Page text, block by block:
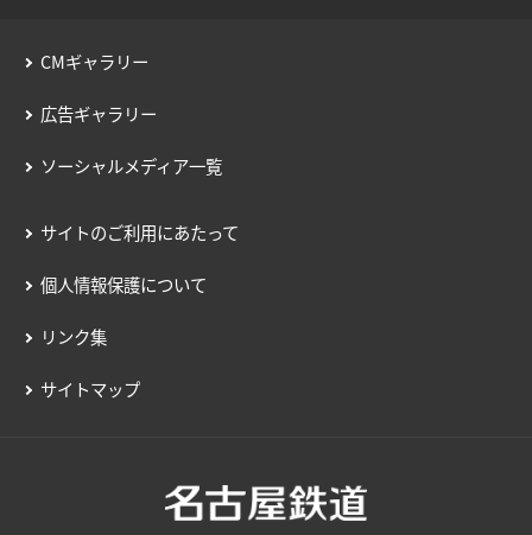
約款／manacaご利用ガイド
個人情報保護について
CMギャラリー
広告ギャラリー
ソーシャルメディア一覧
サイトのご利用にあたって
個人情報保護について
リンク集
サイトマップ